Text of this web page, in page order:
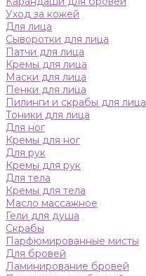
Уход за кожей
Для лица
Сыворотки для лица
Патчи для лица
Кремы для лица
Маски для лица
Пенки для лица
Пилинги и скрабы для лица
Тоники для лица
Для ног
Кремы для ног
Для рук
Кремы для рук
Для тела
Кремы для тела
Масло массажное
Гели для душа
Скрабы
Парфюмированные мисты
Для бровей
Ламинирование бровей